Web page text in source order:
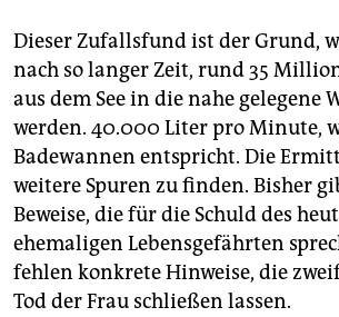
Dieser Zufallsfund ist der Grund,
nach so langer Zeit, rund 35
aus dem See in die nahe gelegene
werden. 40.000 Liter pro Minute,
Badewannen entspricht. Die
weitere Spuren zu finden. Bisher
Beweise, die für die Schuld des
ehemaligen Lebensgefährten
fehlen konkrete Hinweise, die
Tod der Frau schließen lassen.